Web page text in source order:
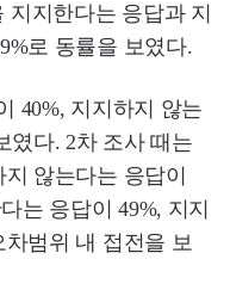
지한다는 응답과 지
로 동률을 보였다.
40%, 지지하지 않는
였다. 2차 조사 때는
않는다는 응답이
는 응답이 49%, 지지
범위 내 접전을 보